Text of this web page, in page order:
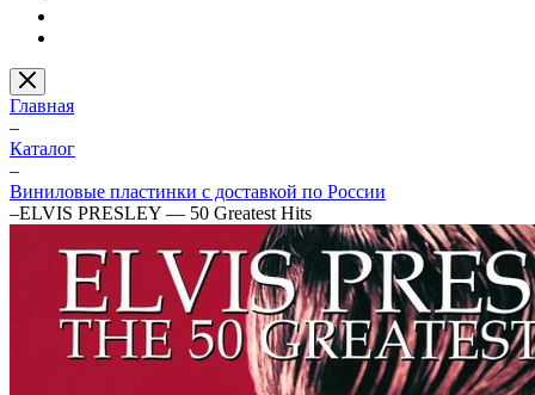
Главная
–
Каталог
–
Виниловые пластинки с доставкой по России
–ELVIS PRESLEY — 50 Greatest Hits